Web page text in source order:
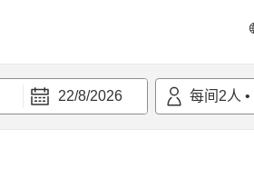
22/8/2026 每间 2人 •